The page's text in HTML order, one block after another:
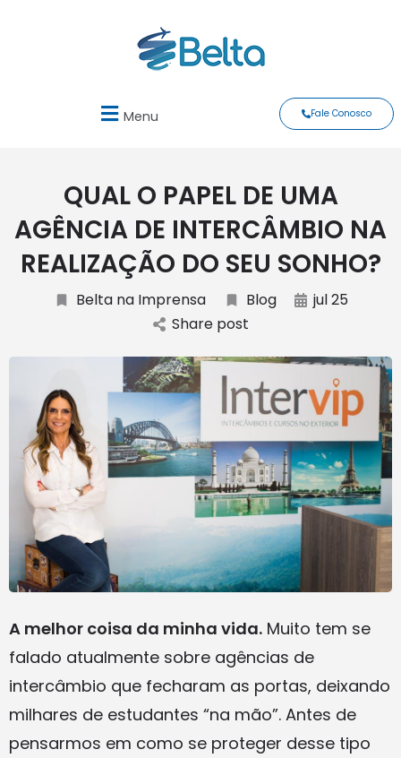
Menu Fale Conosco
QUAL O PAPEL DE UMA
AGÊNCIA DE INTERCÂMBIO NA
REALIZAÇÃO DO SEU SONHO?
Belta na Imprensa Blog
jul 25
Share post
A melhor coisa da minha vida. Muito tem se
falado atualmente sobre agências de
intercâmbio que fecharam as portas, deixando
milhares de estudantes “na mão”. Antes de
pensarmos em como se proteger desse tipo